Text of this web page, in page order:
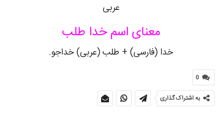
عربی
معنای اسم خدا طلب
خدا (فارسی) + طلب (عربی) خداجو.
0
به اشتراک گذاری